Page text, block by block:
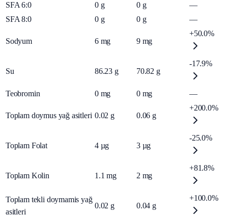
SFA 6:0 0 g 0 g
—
SFA 8:0
0 g 0 g —
Sodyum 6 mg 9 mg
+50.0%
Su 86.23 g 70.82 g
-17.9%
Teobromin 0 mg 0 mg —
Toplam doymus yağ asitleri 0.02 g 0.06 g
+200.0%
Toplam Folat 4 µg 3 µg
-25.0%
Toplam Kolin 1.1 mg 2 mg
+81.8%
Toplam tekli doymamis yağ
asitleri
0.02 g 0.04 g
+100.0%